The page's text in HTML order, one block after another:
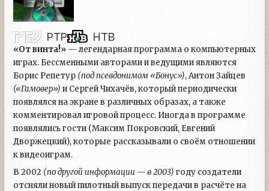
РТР НТВ
«От винта!» — легендарная программа о компьютерных
играх. Бессменными авторами и ведущими являются
Борис Репетур (под псевдонимом «Бонус»), Антон Зайцев
(«Гамовер») и Сергей Чихачёв, который периодически
появлялся на экране в различных образах, а также
комментировал игровой процесс. Иногда в программе
появлялись гости (Максим Покровский, Евгений
Дворжецкий), которые рассказывали о своём отношении
к видеоиграм.
В 2002 (по другой информации — в 2003) году создатели
отсняли новый пилотный выпуск передачи в расчёте на